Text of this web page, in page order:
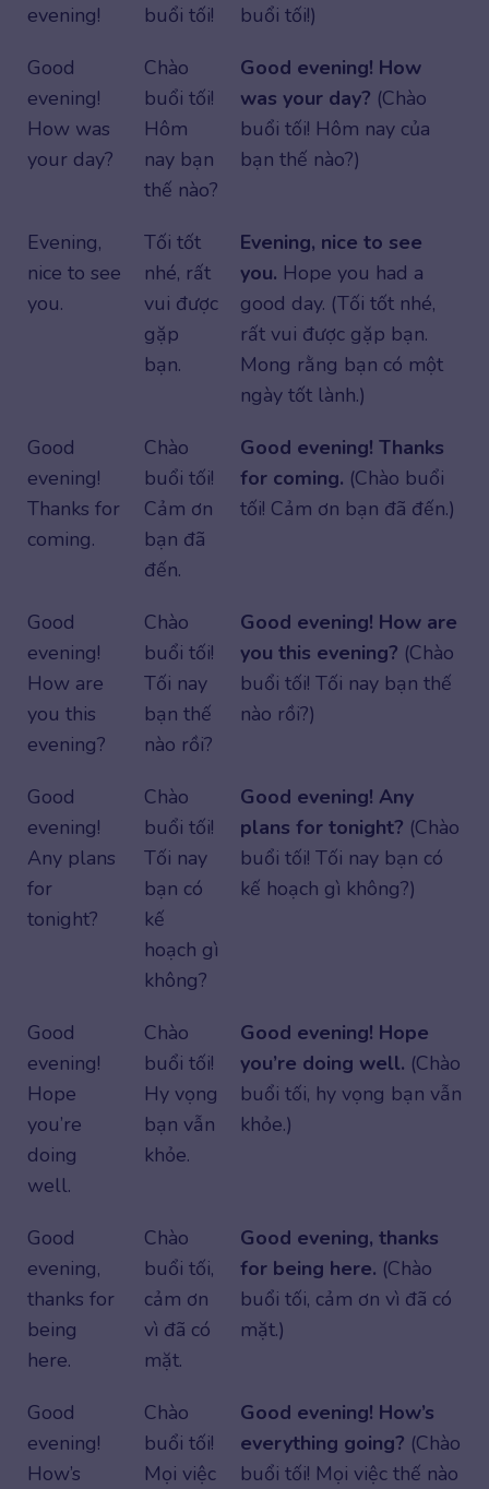
evening!
buổi tối!
buổi tối!)
Good
evening!
How was
your day?
Chào
buổi tối!
Hôm
nay bạn
thế nào?
Good evening! How
was your day? (Chào
buổi tối! Hôm nay của
bạn thế nào?)
Evening,
nice to see
you.
Tối tốt
nhé, rất
vui được
gặp
bạn.
Evening, nice to see
you. Hope you had a
good day. (Tối tốt nhé,
rất vui được gặp bạn.
Mong rằng bạn có một
ngày tốt lành.)
Good
evening!
Thanks for
coming.
Chào
buổi tối!
Cảm ơn
bạn đã
đến.
Good evening! Thanks
for coming. (Chào buổi
tối! Cảm ơn bạn đã đến.)
Good
evening!
How are
you this
evening?
Chào
buổi tối!
Tối nay
bạn thế
nào rồi?
Good evening! How are
you this evening? (Chào
buổi tối! Tối nay bạn thế
nào rồi?)
Good
evening!
Any plans
for
tonight?
Chào
buổi tối!
Tối nay
bạn có
kế
hoạch gì
không?
Good evening! Any
plans for tonight? (Chào
buổi tối! Tối nay bạn có
kế hoạch gì không?)
Good
evening!
Hope
you’re
doing
well.
Chào
buổi tối!
Hy vọng
bạn vẫn
khỏe.
Good evening! Hope
you’re doing well. (Chào
buổi tối, hy vọng bạn vẫn
khỏe.)
Good
evening,
thanks for
being
here.
Chào
buổi tối,
cảm ơn
vì đã có
mặt.
Good evening, thanks
for being here. (Chào
buổi tối, cảm ơn vì đã có
mặt.)
Good
evening!
How’s
Chào
buổi tối!
Mọi việc
Good evening! How’s
everything going? (Chào
buổi tối! Mọi việc thế nào